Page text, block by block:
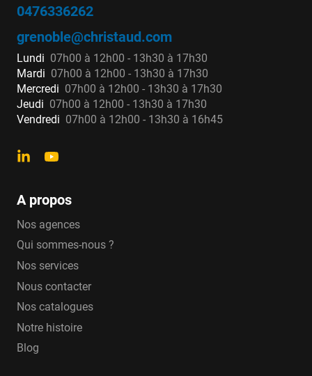
0476336262
grenoble@christaud.com
Lundi 07h00 à 12h00 - 13h30 à 17h30
Mardi 07h00 à 12h00 - 13h30 à 17h30
Mercredi 07h00 à 12h00 - 13h30 à 17h30
Jeudi 07h00 à 12h00 - 13h30 à 17h30
Vendredi 07h00 à 12h00 - 13h30 à 16h45
A propos
Nos agences
Qui sommes-nous ?
Nos services
Nous contacter
Nos catalogues
Notre histoire
Blog